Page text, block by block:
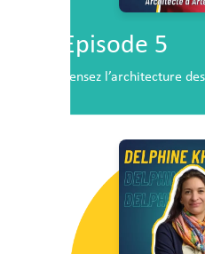
Episode 5
Pensez l’architecture